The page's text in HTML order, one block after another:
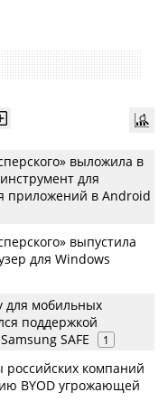
выложила в
для
приложений в Android
выпустила
для Windows
для мобильных
поддержкой
SAFE
1
компаний
BYOD угрожающей